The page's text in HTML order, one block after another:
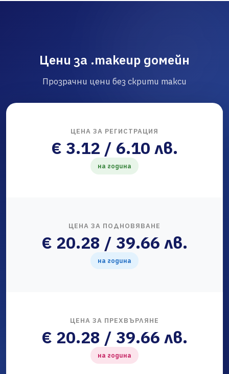
Цени за .makeup домейн
Прозрачни цени без скрити такси
ЦЕНА ЗА РЕГИСТРАЦИЯ
€ 3.12 / 6.10 лв.
на година
ЦЕНА ЗА ПОДНОВЯВАНЕ
€ 20.28 / 39.66 лв.
на година
ЦЕНА ЗА ПРЕХВЪРЛЯНЕ
€ 20.28 / 39.66 лв.
на година